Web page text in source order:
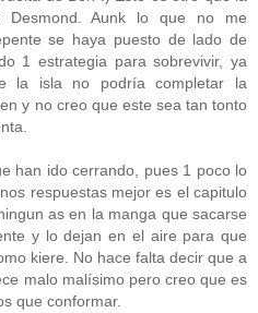
Aunk lo que no me
se haya puesto de lado de
1 estrategia para sobrevivir, ya
la isla no podría completar la
y no creo que este sea tan tonto
han ido cerrando, pues 1 poco lo
respuestas mejor es el capitulo
as en la manga que sacarse
y lo dejan en el aire para que
kiere. No hace falta decir que a
malo malísimo pero creo que es
que conformar.